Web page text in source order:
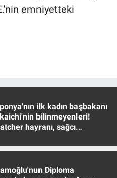
emniyetteki
ilk kadın başbakanı
bilinmeyenleri!
hayranı, sağcı
Diploma